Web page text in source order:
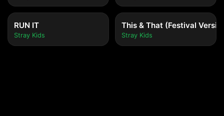
RUN IT
Stray Kids
This & That (Festival
Stray Kids